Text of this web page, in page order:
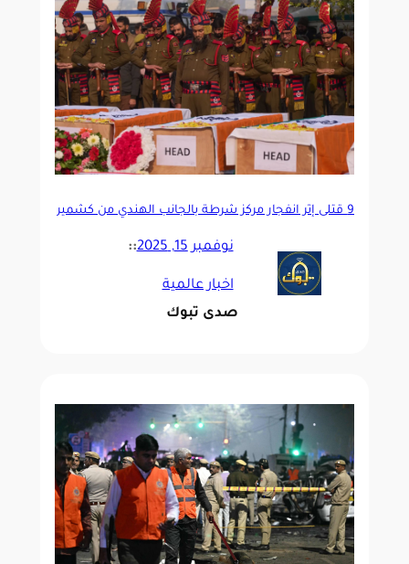
9 قتلى إثر انفجار مركز شرطة بالجانب الهندي من كشمير
نوفمبر 15, 2025 ::
اخبار عالمية
صدى تبوك